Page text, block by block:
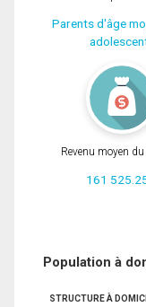
Parents d'âge
Revenu moyen
161
Population à
STRUCTURE À